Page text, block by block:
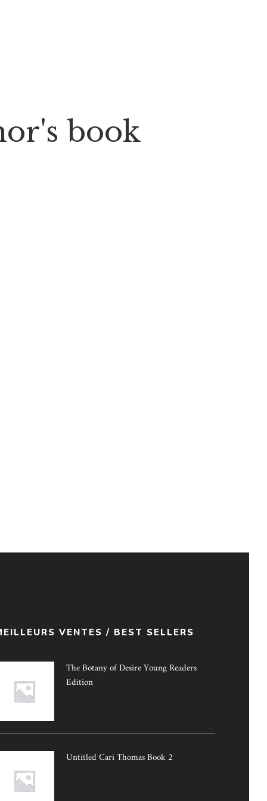
book
VENTES / BEST SELLERS
The Botany of Desire Young Readers
Edition
Untitled Cari Thomas Book 2